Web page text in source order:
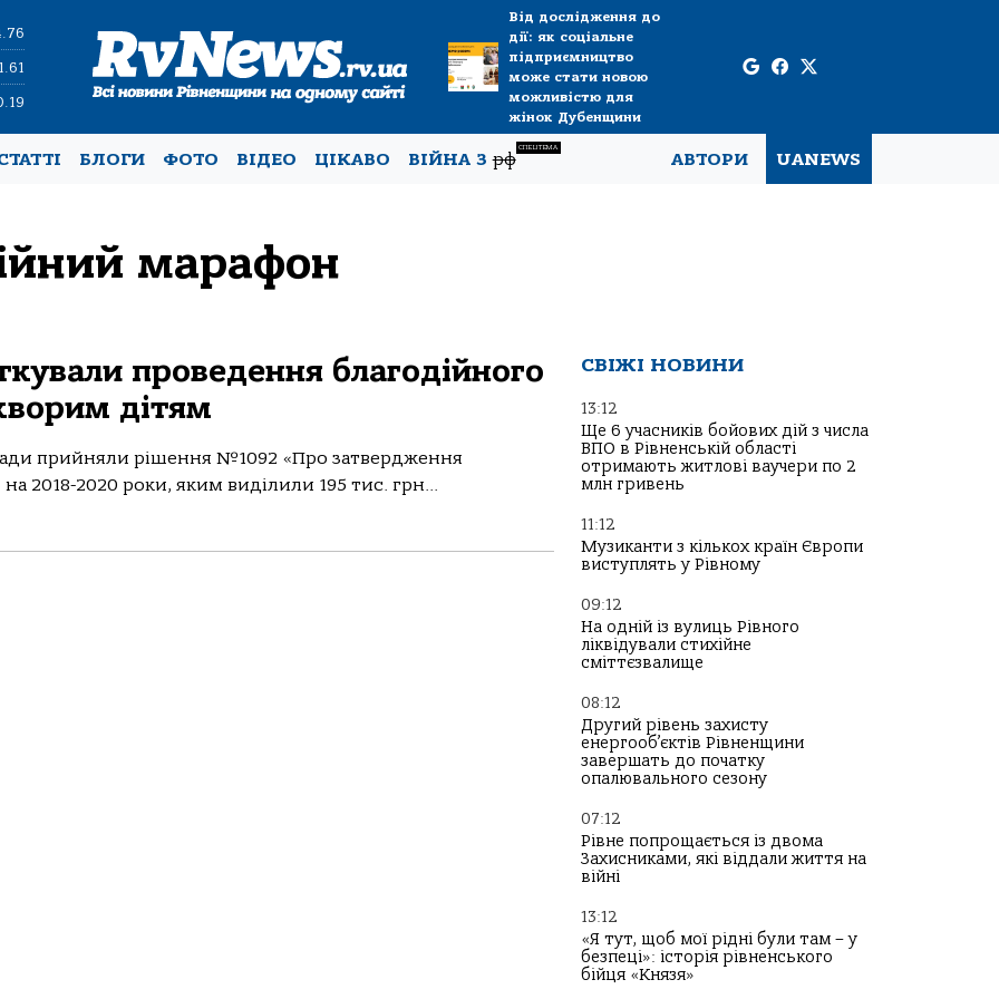
Від дослідження до
дії: як соціальне
підприємництво
може стати новою
можливістю для
жінок Дубенщини
БЛОГИ ФОТО ВІДЕО ЦІКАВО ВІЙНА Зрф
СПЕЦТЕМА
АВТОРИ UANEWS
марафон
проведення благодійного
дітям
прийняли рішення №1092 «Про затвердження
2018-2020 роки, яким виділили 195 тис. грн...
СВІЖІ НОВИНИ
13:12
Ще 6 учасників бойових дій з числа
ВПО в Рівненській області
отримають житлові ваучери по 2
млн гривень
11:12
Музиканти з кількох країн Європи
виступлять у Рівному
09:12
На одній із вулиць Рівного
ліквідували стихійне
сміттєзвалище
08:12
Другий рівень захисту
енергооб’єктів Рівненщини
завершать до початку
опалювального сезону
07:12
Рівне попрощається із двома
Захисниками, які віддали життя на
війні
13:12
«Я тут, щоб мої рідні були там – у
безпеці»: історія рівненського
бійця «Князя»